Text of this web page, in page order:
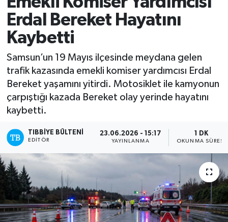
Erdal Bereket Hayatını
Kaybetti
Samsun’un 19 Mayıs ilçesinde meydana gelen
trafik kazasında emekli komiser yardımcısı Erdal
Bereket yaşamını yitirdi. Motosiklet ile kamyonun
çarpıştığı kazada Bereket olay yerinde hayatını
kaybetti.
TIBBIYE BÜLTENI
EDITÖR
23.06.2026 - 15:17
YAYINLANMA
1 DK
OKUNMA SÜRESI
Yazarlar